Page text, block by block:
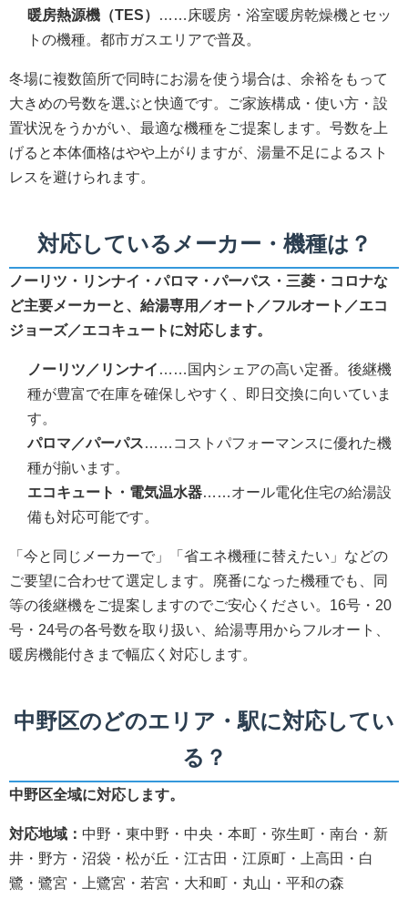
暖房熱源機（TES）
……床暖房・浴室暖房乾燥機とセッ
トの機種。都市ガスエリアで普及。
冬場に複数箇所で同時にお湯を使う場合は、余裕をもって
大きめの号数を選ぶと快適です。ご家族構成・使い方・設
置状況をうかがい、最適な機種をご提案します。号数を上
げると本体価格はやや上がりますが、湯量不足によるスト
レスを避けられます。
対応しているメーカー・機種は？
ノーリツ・リンナイ・パロマ・パーパス・三菱・コロナな
ど主要メーカーと、給湯専用／オート／フルオート／エコ
ジョーズ／エコキュートに対応します。
ノーリツ／リンナイ ……国内シェアの高い定番。後継機
種が豊富で在庫を確保しやすく、即日交換に向いていま
す。
パロマ／パーパス……コストパフォーマンスに優れた機
種が揃います。
エコキュート・電気温水器……オール電化住宅の給湯設
備も対応可能です。
「今と同じメーカーで」「省エネ機種に替えたい」などの
ご要望に合わせて選定します。廃番になった機種でも、同
等の後継機をご提案しますのでご安心ください。16号・20
号・24号の各号数を取り扱い、給湯専用からフルオート、
暖房機能付きまで幅広く対応します。
中野区のどのエリア・駅に対応してい
る？
中野区全域に対応します。
対応地域： 中野・東中野・中央・本町・弥生町・南台・新
井・野方・沼袋・松が丘・江古田・江原町・上高田・白
鷺・鷺宮・上鷺宮・若宮・大和町・丸山・平和の森